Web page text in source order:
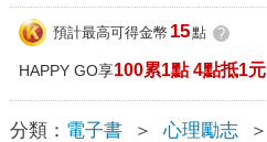
預計最高可得金幣 15點 ?
HAPPY GO享100累1點 4點抵1元
分類： 電子書 ＞ 心理勵志 ＞